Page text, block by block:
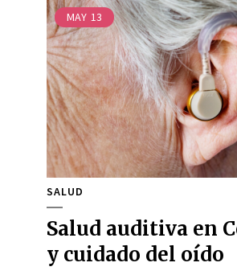
MAY 13
SALUD
Salud auditiva en
y cuidado del oído